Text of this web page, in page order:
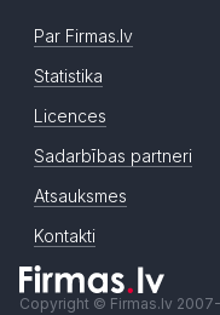
Par Firmas.lv
Statistika
Licences
Sadarbības partneri
Atsauksmes
Kontakti
Copyright © Firmas.lv